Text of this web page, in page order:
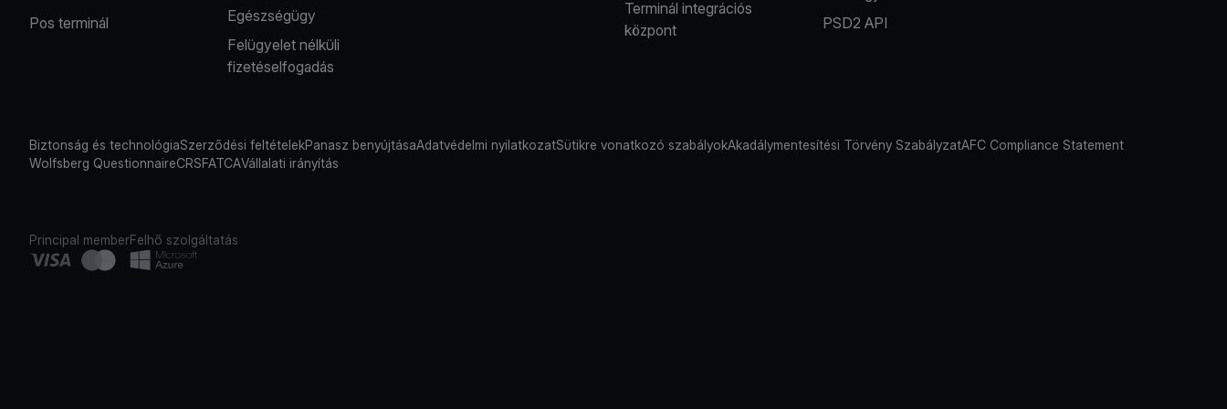
Pos terminál
Egészségügy
Felügyelet nélküli
fizetéselfogadás
Terminál integrációs
központ
PSD2 API
Biztonság és technológiaSzerződési feltételekPanasz benyújtásaAdatvédelmi nyilatkozatSütikre vonatkozó szabályokAkadálymentesítési Törvény SzabályzatAFC Compliance Statement
Wolfsberg QuestionnaireCRSFATCAVállalati irányítás
Principal memberFelhő szolgáltatás